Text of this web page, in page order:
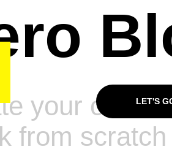
your own
from scratch
LET'S